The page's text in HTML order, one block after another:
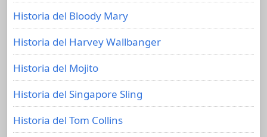
Historia del Bloody Mary
Historia del Harvey Wallbanger
Historia del Mojito
Historia del Singapore Sling
Historia del Tom Collins